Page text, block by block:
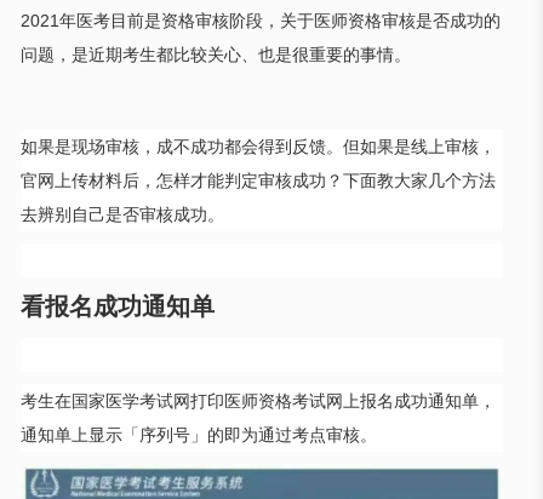
2021年医考目前是资格审核阶段，关于医师资格审核是否成功的
问题，是近期考生都比较关心、也是很重要的事情。
如果是现场审核，成不成功都会得到反馈。但如果是线上审核，
官网上传材料后，怎样才能判定审核成功？下面教大家几个方法
去辨别自己是否审核成功。
看报名成功通知单
考生在国家医学考试网打印医师资格考试网上报名成功通知单，
通知单上显示「序列号」的即为通过考点审核。